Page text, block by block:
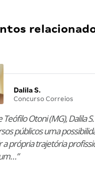
Dalila S.
Concurso Correios
Teófilo Otoni (MG), Dalila
públicos uma
própria trajetória